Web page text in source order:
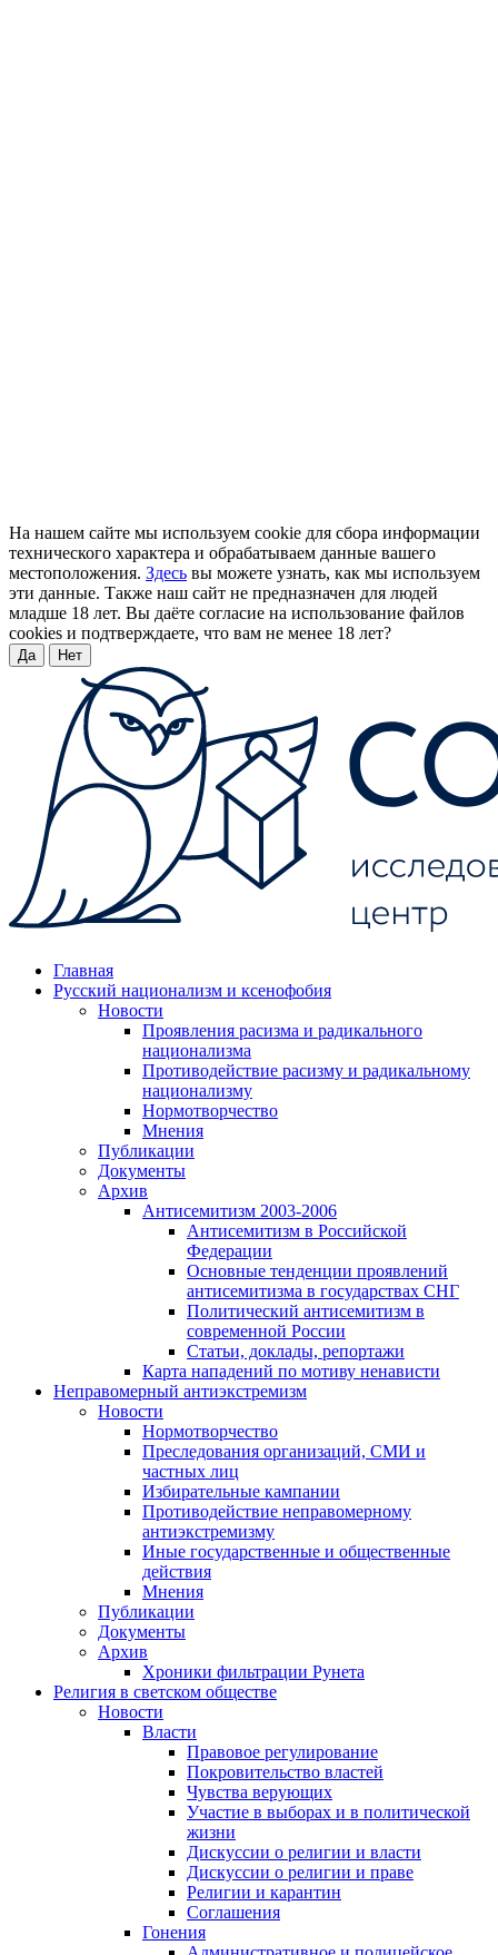
На нашем сайте мы используем cookie для сбора информации
технического характера и обрабатываем данные вашего
местоположения. Здесь вы можете узнать, как мы используем
эти данные. Также наш сайт не предназначен для людей
младше 18 лет. Вы даёте согласие на использование файлов
cookies и подтверждаете, что вам не менее 18 лет?
Да Нет
Главная
Русский национализм и ксенофобия
Новости
Проявления расизма и радикального
национализма
Противодействие расизму и радикальному
национализму
Нормотворчество
Мнения
Публикации
Документы
Архив
Антисемитизм 2003-2006
Антисемитизм в Российской
Федерации
Основные тенденции проявлений
антисемитизма в государствах СНГ
Политический антисемитизм в
современной России
Статьи, доклады, репортажи
Карта нападений по мотиву ненависти
Неправомерный антиэкстремизм
Новости
Нормотворчество
Преследования организаций, СМИ и
частных лиц
Избирательные кампании
Противодействие неправомерному
антиэкстремизму
Иные государственные и общественные
действия
Мнения
Публикации
Документы
Архив
Хроники фильтрации Рунета
Религия в светском обществе
Новости
Власти
Правовое регулирование
Покровительство властей
Чувства верующих
Участие в выборах и в политической
жизни
Дискуссии о религии и власти
Дискуссии о религии и праве
Религии и карантин
Соглашения
Гонения